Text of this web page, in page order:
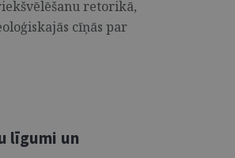
retorikā,
cīņās par
līgumi un